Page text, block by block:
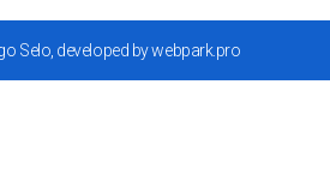
Selo, developed by webpark.pro